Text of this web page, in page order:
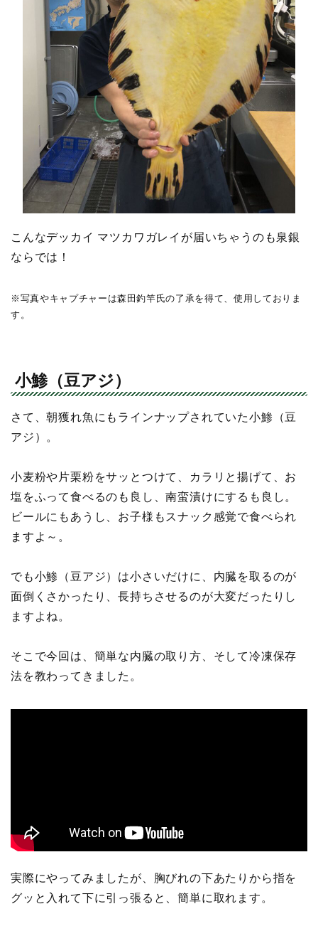
こんなデッカイ マツカワガレイが届いちゃうのも泉銀
ならでは！
※写真やキャプチャーは森田釣竿氏の了承を得て、使用しておりま
す。
小鯵（豆アジ）
さて、朝獲れ魚にもラインナップされていた小鯵（豆
アジ）。
小麦粉や片栗粉をサッとつけて、カラリと揚げて、お
塩をふって食べるのも良し、南蛮漬けにするも良し。
ビールにもあうし、お子様もスナック感覚で食べられ
ますよ～。
でも小鯵（豆アジ）は小さいだけに、内臓を取るのが
面倒くさかったり、長持ちさせるのが大変だったりし
ますよね。
そこで今回は、簡単な内臓の取り方、そして冷凍保存
法を教わってきました。
実際にやってみましたが、胸びれの下あたりから指を
グッと入れて下に引っ張ると、簡単に取れます。